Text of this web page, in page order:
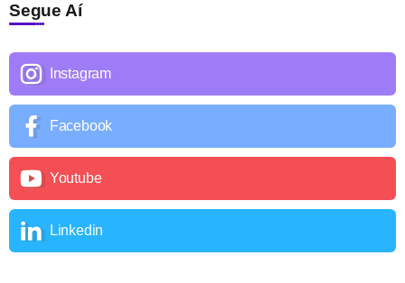
Segue Aí
Instagram
Facebook
Youtube
Linkedin